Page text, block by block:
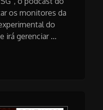
os monitores da
do
irá gerenciar …